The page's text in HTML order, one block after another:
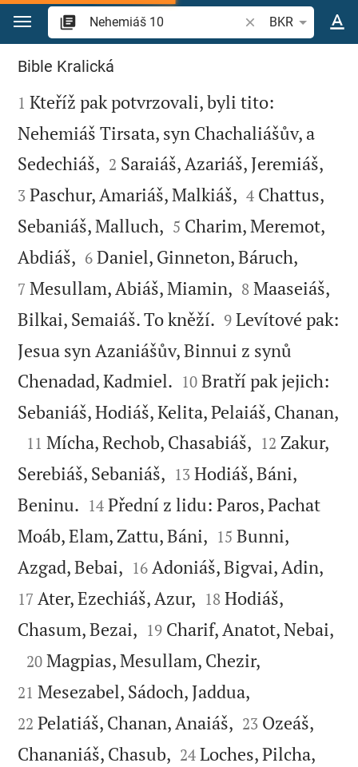
Přejít na obsah
Vyhledat biblický
BKR
Nehemiáš 10
Bible Kralická

1 Kteříž pak potvrzovali, byli tito:
Nehemiáš Tirsata, syn Chachaliášův, a
Sedechiáš, 

2 Saraiáš, Azariáš, Jeremiáš,
3 Paschur, Amariáš, Malkiáš, 

4 Chattus,
Sebaniáš, Malluch, 

5 Charim, Meremot,
Abdiáš, 

6 Daniel, Ginneton, Báruch,
7 Mesullam, Abiáš, Miamin, 

8 Maaseiáš,
Bilkai, Semaiáš. To kněží. 

9 Levítové pak:
Jesua syn Azaniášův, Binnui z synů
Chenadad, Kadmiel. 

10 Bratří pak jejich:
Sebaniáš, Hodiáš, Kelita, Pelaiáš, Chanan,

11 Mícha, Rechob, Chasabiáš, 

12 Zakur,
Serebiáš, Sebaniáš, 

13 Hodiáš, Báni,
Beninu. 

14 Přední z lidu: Paros, Pachat
Moáb, Elam, Zattu, Báni, 

15 Bunni,
Azgad, Bebai, 

16 Adoniáš, Bigvai, Adin,
17 Ater, Ezechiáš, Azur, 

18 Hodiáš,
Chasum, Bezai, 

19 Charif, Anatot, Nebai,

20 Magpias, Mesullam, Chezir,
21 Mesezabel, Sádoch, Jaddua,
22 Pelatiáš, Chanan, Anaiáš, 

23 Ozeáš,
Chananiáš, Chasub, 

24 Loches, Pilcha,